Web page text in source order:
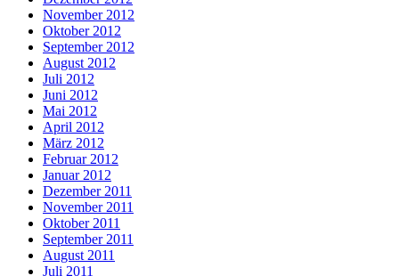
November 2012
Oktober 2012
September 2012
August 2012
Juli 2012
Juni 2012
Mai 2012
April 2012
März 2012
Februar 2012
Januar 2012
Dezember 2011
November 2011
Oktober 2011
September 2011
August 2011
Juli 2011